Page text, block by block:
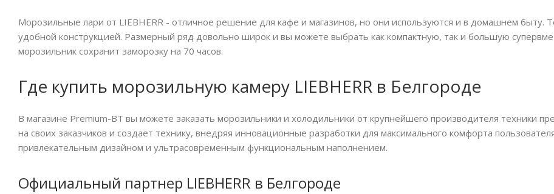
Морозильные лари от LIEBHERR - отличное решение для кафе и магазинов, но они используются и в домашнем быту.
удобной конструкцией. Размерный ряд довольно широк и вы можете выбрать как компактную, так и большую
морозильник сохранит заморозку на 70 часов.
Где купить морозильную камеру LIEBHERR в Белгороде
В магазине Premium-BT вы можете заказать морозильники и холодильники от крупнейшего производителя техники
на своих заказчиков и создает технику, внедряя инновационные разработки для максимального комфорта
привлекательным дизайном и ультрасовременным функциональным наполнением.
Официальный партнер LIEBHERR в Белгороде